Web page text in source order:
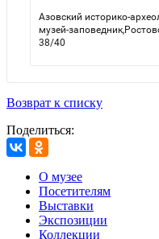
Возврат к списку
Поделиться:
О музее
Посетителям
Выставки
Экспозиции
Коллекции